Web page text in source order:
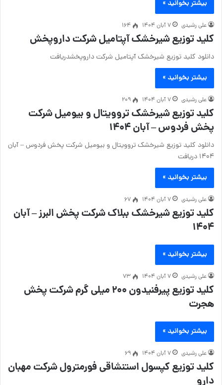
بیشتر بخوانید »
علی رشیدی ۷ آبان ۱۴۰۴ 164
کلید توزیع شیرخشک آپتامیل شرکت داروپخش
دانلود کلید توزیع شیرخشک آپتامیل شرکت داروپخشدریافت
بیشتر بخوانید »
علی رشیدی ۷ آبان ۱۴۰۴ 209
کلید توزیع شیرخشک تروویتال و بیومیل شرکت
پخش فردوس – آبان ۱۴۰۴
دانلود کلید توزیع شیرخشک تروویتال و بیومیل شرکت پخش فردوس – آبان
۱۴۰۴ دریافت
بیشتر بخوانید »
علی رشیدی ۷ آبان ۱۴۰۴ 67
کلید توزیع شیرخشک ببلاک شرکت پخش البرز – آبان
۱۴۰۴
بیشتر بخوانید »
علی رشیدی ۷ آبان ۱۴۰۴ 73
کلید توزیع پیرفنیدون ۲۰۰ میلی گرم شرکت پخش
هجرت
بیشتر بخوانید »
علی رشیدی ۷ آبان ۱۴۰۴ 69
کلید توزیع کپسول استنشاقی فورمترول شرکت مهبان
دارو